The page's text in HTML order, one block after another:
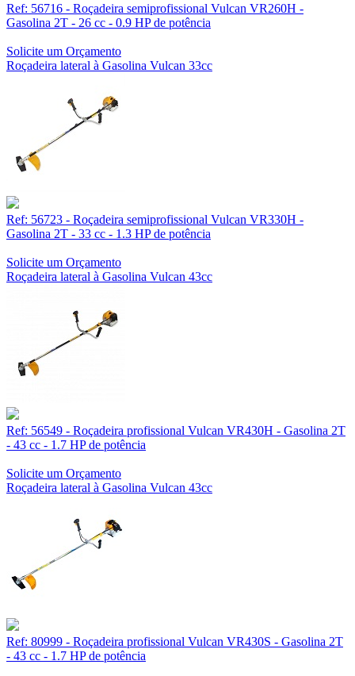
Ref: 56716 - Roçadeira semiprofissional Vulcan VR260H -
Gasolina 2T - 26 cc - 0.9 HP de potência
Solicite um Orçamento
Roçadeira lateral à Gasolina Vulcan 33cc
Ref: 56723 - Roçadeira semiprofissional Vulcan VR330H -
Gasolina 2T - 33 cc - 1.3 HP de potência
Solicite um Orçamento
Roçadeira lateral à Gasolina Vulcan 43cc
Ref: 56549 - Roçadeira profissional Vulcan VR430H - Gasolina 2T
- 43 cc - 1.7 HP de potência
Solicite um Orçamento
Roçadeira lateral à Gasolina Vulcan 43cc
Ref: 80999 - Roçadeira profissional Vulcan VR430S - Gasolina 2T
- 43 cc - 1.7 HP de potência